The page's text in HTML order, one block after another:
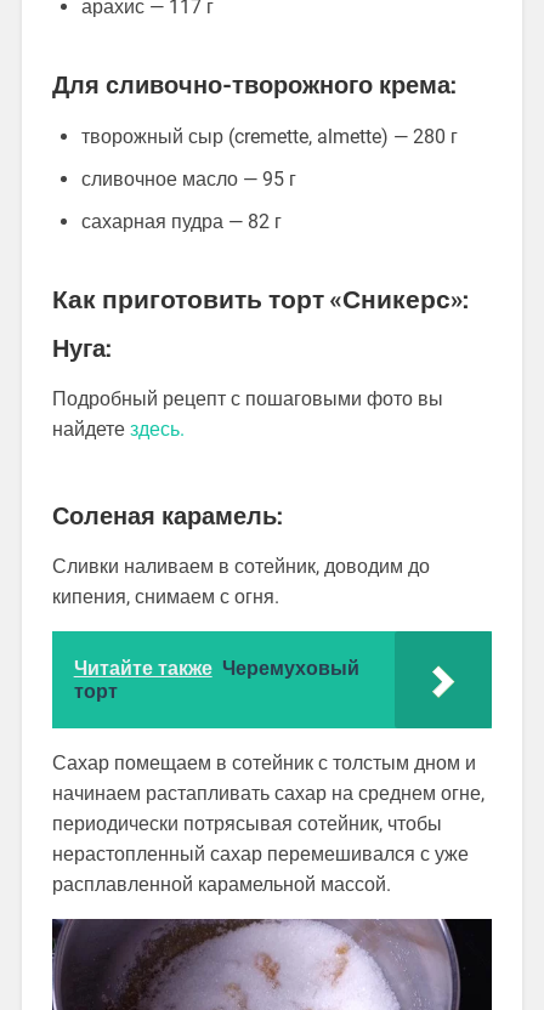
арахис — 117 г
Для сливочно-творожного крема:
творожный сыр (cremette, almette) — 280 г
сливочное масло — 95 г
сахарная пудра — 82 г
Как приготовить торт «Сникерс»:
Нуга:
Подробный рецепт с пошаговыми фото вы
найдете здесь.
Соленая карамель:
Сливки наливаем в сотейник, доводим до
кипения, снимаем с огня.
Читайте также Черемуховый
торт
Сахар помещаем в сотейник с толстым дном и
начинаем растапливать сахар на среднем огне,
периодически потрясывая сотейник, чтобы
нерастопленный сахар перемешивался с уже
расплавленной карамельной массой.